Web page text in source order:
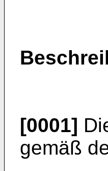
[0001]
gemäß